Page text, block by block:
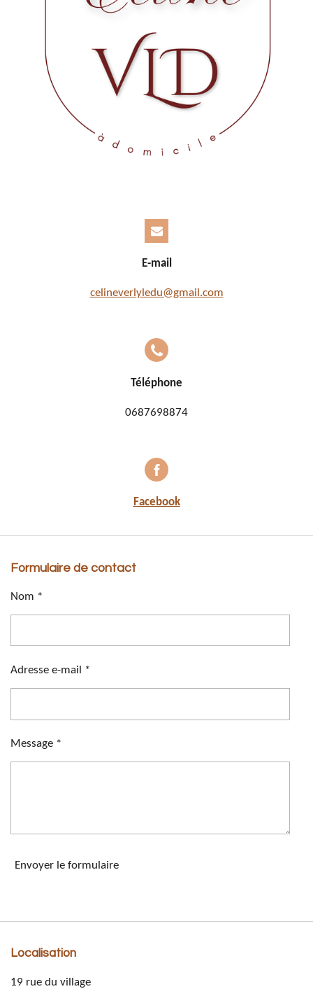
E-mail
celineverlyledu@gmail.com
Téléphone
0687698874
Facebook
Formulaire de contact
Nom *
Adresse e-mail *
Message *
Envoyer le formulaire
Localisation
19 rue du village